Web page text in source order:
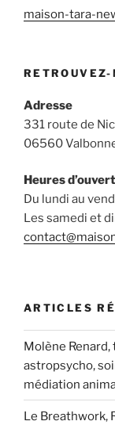
maison-tara-
RETROUVEZ-
Adresse
331 route de
06560
Heures
Du lundi au
Les samedi et
ARTICLES
Molène
astropsycho,
médiation
Le Breathwork,